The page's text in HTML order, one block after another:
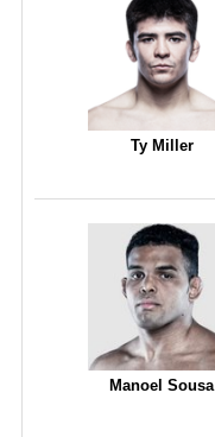
Ty Miller
Manoel Sousa